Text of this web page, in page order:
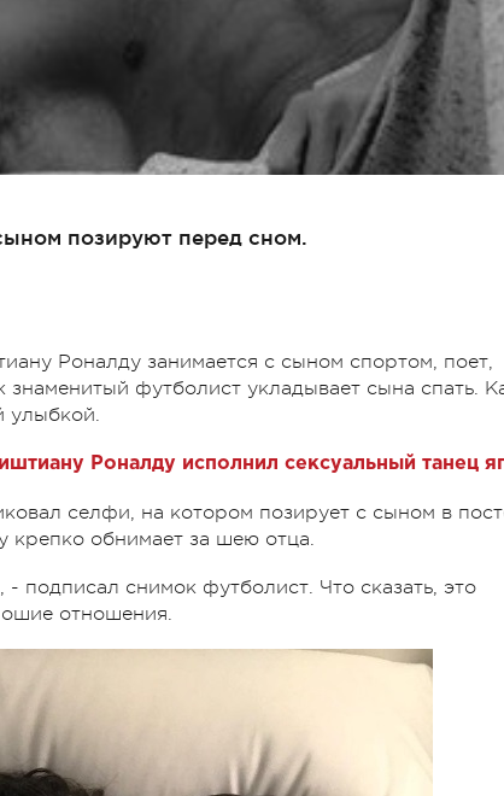
позируют перед сном.
Роналду занимается с сыном спортом, поет,
футболист укладывает сына спать.
улыбкой.
Роналду исполнил сексуальный танец
селфи, на котором позирует с сыном в
обнимает за шею отца.
подписал снимок футболист. Что сказать, это
отношения.